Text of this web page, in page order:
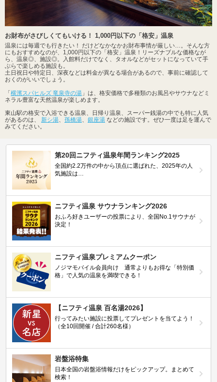
お財布がさびしくてもいける！ 1,000円以下の「格安」温泉
温泉には毎週でも行きたい！ だけどなかなかお財布事情が厳しい…。そんな方
にもおすすめなのが、1,000円以下の「格安」温泉！リーズナブルな価格なが
ら、温泉◎、施設◎。入館料だけでなく、タオルなどがセットになっていて手
ぶらで楽しめる施設も。
土日祝日や特定日、深夜などは料金が異なる場合があるので、事前に確認して
おくのがいいでしょう。
「 横濱スパヒルズ 竜泉寺の湯 」は、格安価格で多種類のお風呂やサウナなどミ
ネラル豊富な天然温泉が楽しめます。
東山駅の格安で入浴できる温泉、日帰り温泉、スーパー銭湯の中でも特に人気
があるのは、 新シ湯、 孫橋湯、 銀座湯 などの施設です。ぜひ一度は足を運んで
みてください。
第20回ニフティ温泉年間ランキング2025
全国約2.2万件の中から頂点に選ばれた、2025年の人
気施設は…
ニフティ温泉 サウナランキング2026
おふろ好きユーザーの投票により、全国No.1サウナが
決定！
ニフティ温泉プレミアムクーポン
ノジマモバイル会員向け 通常よりもお得な「特別価
格」で人気の温泉を満喫できる！
【ニフティ温泉 百名湯2026】
行ってみたい施設に投票してプレゼントを当てよう！
（全10回開催 / 合計260名様）
岩盤浴特集
日本全国の岩盤浴情報だけをピックアップ。まとめて
検索！